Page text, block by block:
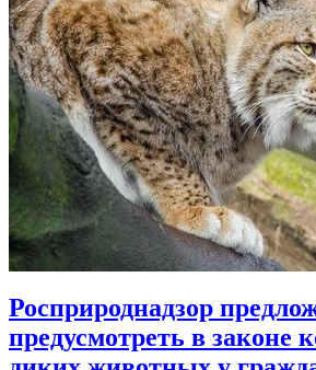
Росприроднадзор
предусмотреть в законе